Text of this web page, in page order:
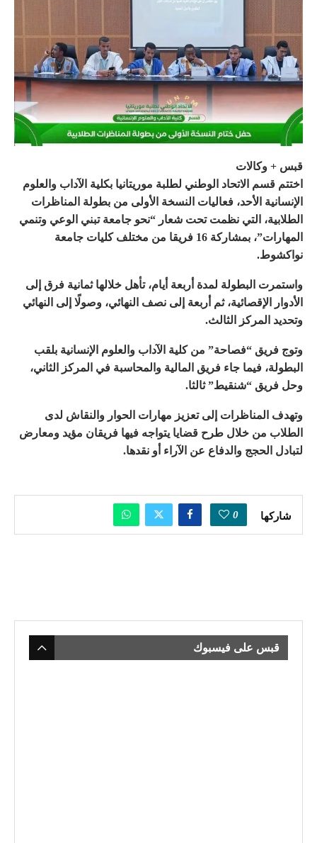
قبس + وكالات
اختتم قسم الاتحاد الوطني لطلبة موريتانيا بكلية الآداب والعلوم
الإنسانية الأحد، فعاليات النسخة الأولى من بطولة المناظرات
الطلابية، التي نظمت تحت شعار “نحو جامعة تبني الوعي وتنمي
المهارات”، بمشاركة 16 فريقا من مختلف كليات جامعة
نواكشوط.
واستمرت البطولة لمدة أربعة أيام، تأهل خلالها ثمانية فرق إلى
الأدوار الإقصائية، ثم أربعة إلى نصف النهائي، وصولًا إلى النهائي
وتحديد المركز الثالث.
وتوج فريق “فصاحة” من كلية الآداب والعلوم الإنسانية بلقب
البطولة، فيما جاء فريق المالية والمحاسبة في المركز الثاني،
وحل فريق “شنقيط” ثالثا.
وتهدف المناظرات إلى تعزيز مهارات الحوار والنقاش لدى
الطلاب من خلال طرح قضايا يتواجه فيها فريقان مؤيد ومعارض
لتبادل الحجج والدفاع عن الآراء أو نقدها.
شاركها 0
قبس على فيسبوك